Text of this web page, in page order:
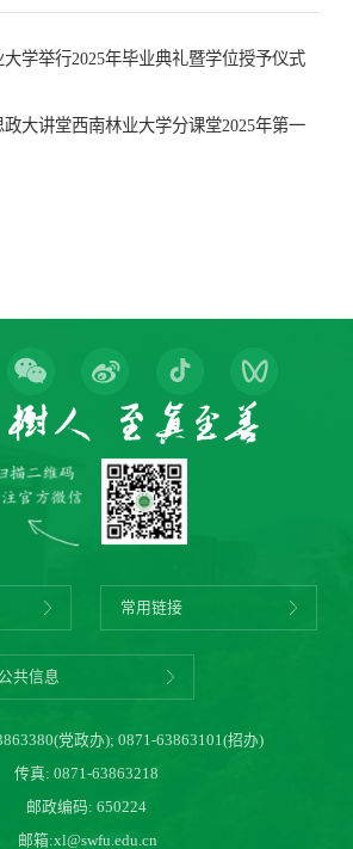
大学举行2025年毕业典礼暨学位授予仪式
政大讲堂西南林业大学分课堂2025年第一
常用链接
公共信息
党政办); 0871-63863101(招办)
传真: 0871-63863218
邮政编码: 650224
邮箱:xl@swfu.edu.cn